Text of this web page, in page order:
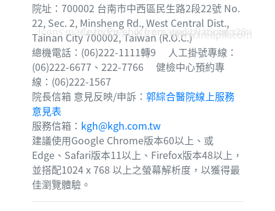
院址：700002 台南市中西區民生路2段22號 No.
22, Sec. 2, Minsheng Rd., West Central Dist.,
Tainan City 700002, Taiwan (R.O.C.)
總機電話：(06)222-1111轉9 人工掛號專線：
(06)222-6677、222-7766 健檢中心預約專
線：(06)222-1567
院長信箱 意見反映/申訴：郭綜合醫院線上服務
意見表
服務信箱： kgh@kgh.com.tw
建議使用Google Chrome版本60以上、或
Edge、Safari版本11以上、Firefox版本48以上，
並搭配1024 x 768 以上之螢幕解析度，以獲得最
佳瀏覽體驗。
Icons made byFreepikfromwww.flaticon.com
Corridor photo created by topntp26 -
www.freepik.com